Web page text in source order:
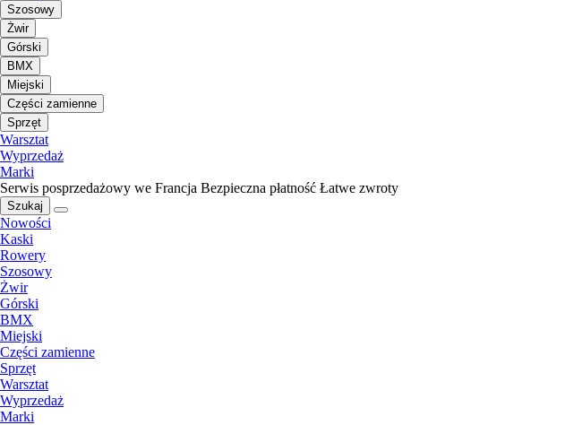
Szosowy
Żwir
Górski
BMX
Miejski
Części zamienne
Sprzęt
Warsztat
Wyprzedaż
Marki
Serwis posprzedażowy we Francja Bezpieczna płatność Łatwe zwroty
Szukaj
Nowości
Kaski
Rowery
Szosowy
Żwir
Górski
BMX
Miejski
Części zamienne
Sprzęt
Warsztat
Wyprzedaż
Marki